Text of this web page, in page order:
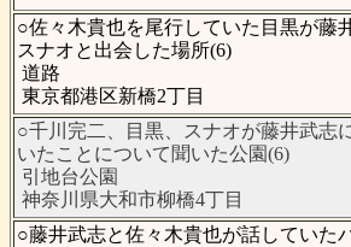
○佐々木貴也を尾行していた目黒が藤
スナオと出会した場所(6)
道路
東京都港区新橋2丁目
○千川完二、目黒、スナオが藤井武志
いたことについて聞いた公園(6)
引地台公園
神奈川県大和市柳橋4丁目
○藤井武志と佐々木貴也が話していた